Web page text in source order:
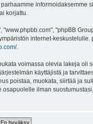
informoidaksemme
korjattu.
"phpBB
internet-
.
voimassa olevia lakeja oli
käyttäjistä ja
poistaa, muokata, siirtää ja
ilman